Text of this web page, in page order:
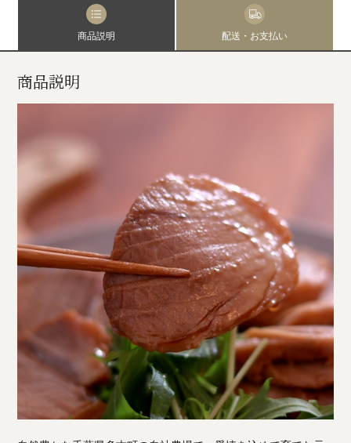
商品説明 配送・お支払い
商品説明